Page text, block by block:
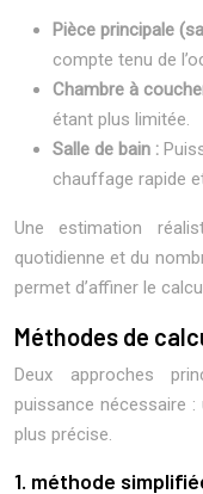
Pièce principale
compte tenu de
Chambre à
étant plus limitée.
Salle de bain :
chauffage rapide
Une estimation
quotidienne et du
permet d’affiner le
Méthodes de
Deux approches
puissance nécessaire
plus précise.
1. méthode